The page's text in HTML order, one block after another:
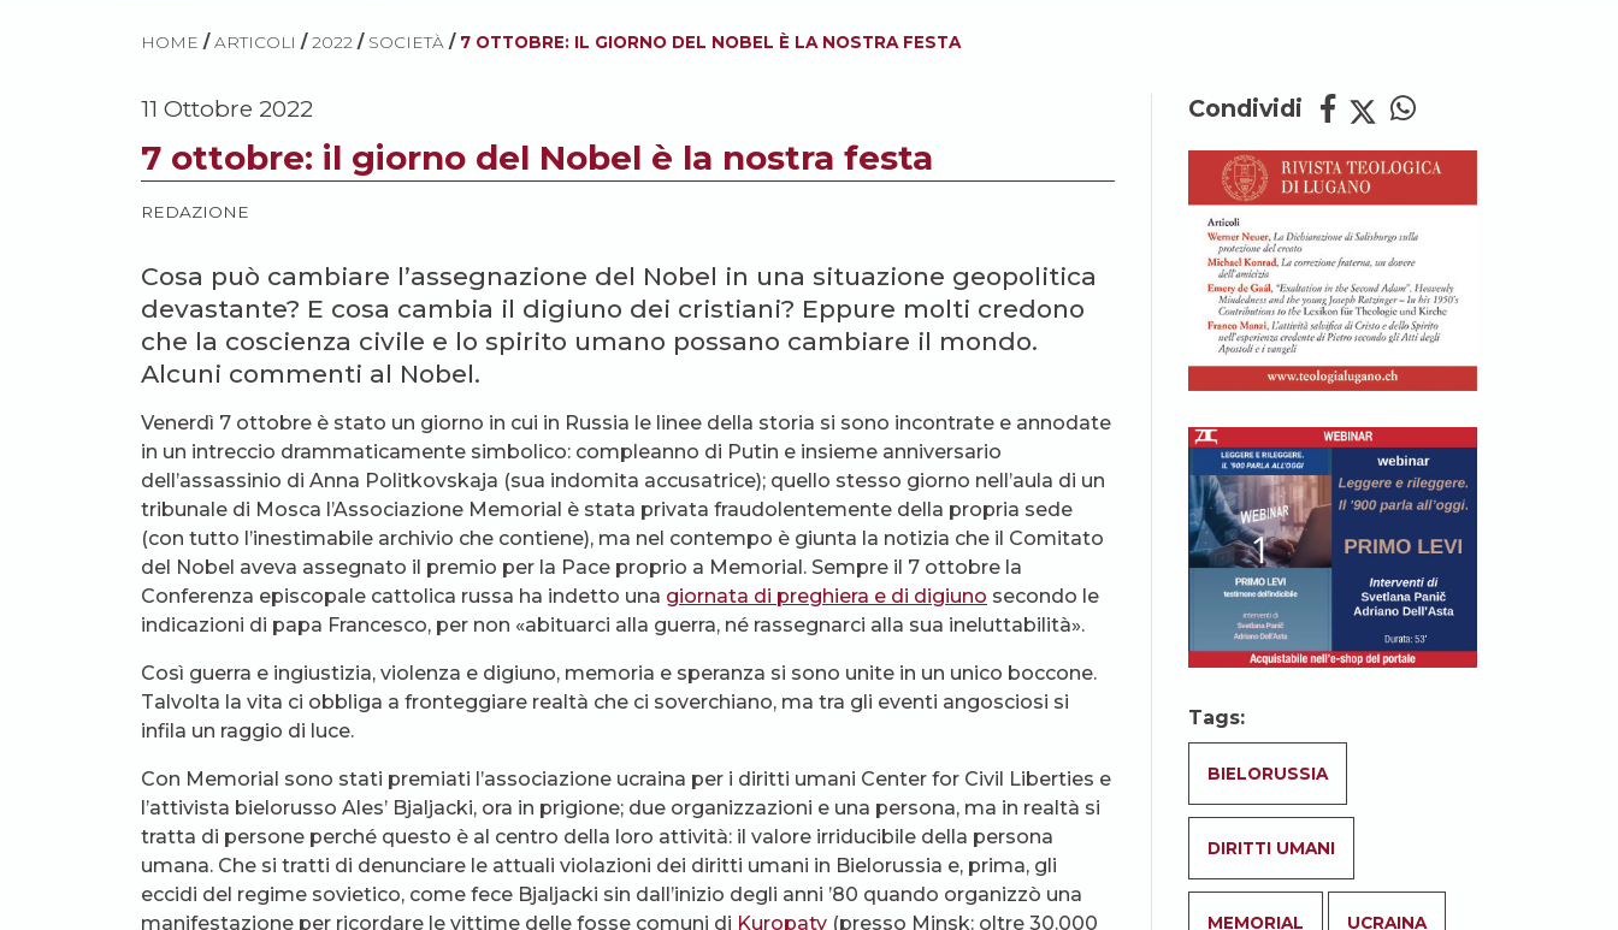
HOME / ARTICOLI / 2022 / SOCIETÀ / 7 OTTOBRE: IL GIORNO DEL NOBEL È LA NOSTRA FESTA
11 Ottobre 2022
7 ottobre: il giorno del Nobel è la nostra festa
REDAZIONE
Cosa può cambiare l’assegnazione del Nobel in una situazione geopolitica
devastante? E cosa cambia il digiuno dei cristiani? Eppure molti credono
che la coscienza civile e lo spirito umano possano cambiare il mondo.
Alcuni commenti al Nobel.
Venerdì 7 ottobre è stato un giorno in cui in Russia le linee della storia si sono incontrate e annodate
in un intreccio drammaticamente simbolico: compleanno di Putin e insieme anniversario
dell’assassinio di Anna Politkovskaja (sua indomita accusatrice); quello stesso giorno nell’aula di un
tribunale di Mosca l’Associazione Memorial è stata privata fraudolentemente della propria sede
(con tutto l’inestimabile archivio che contiene), ma nel contempo è giunta la notizia che il Comitato
del Nobel aveva assegnato il premio per la Pace proprio a Memorial. Sempre il 7 ottobre la
Conferenza episcopale cattolica russa ha indetto una giornata di preghiera e di digiuno secondo le
indicazioni di papa Francesco, per non «abituarci alla guerra, né rassegnarci alla sua ineluttabilità».
Così guerra e ingiustizia, violenza e digiuno, memoria e speranza si sono unite in un unico boccone.
Talvolta la vita ci obbliga a fronteggiare realtà che ci soverchiano, ma tra gli eventi angosciosi si
infila un raggio di luce.
Con Memorial sono stati premiati l’associazione ucraina per i diritti umani Center for Civil Liberties e
l’attivista bielorusso Ales’ Bjaljacki, ora in prigione; due organizzazioni e una persona, ma in realtà si
tratta di persone perché questo è al centro della loro attività: il valore irriducibile della persona
umana. Che si tratti di denunciare le attuali violazioni dei diritti umani in Bielorussia e, prima, gli
eccidi del regime sovietico, come fece Bjaljacki sin dall’inizio degli anni ’80 quando organizzò una
manifestazione per ricordare le vittime delle fosse comuni di Kuropaty (presso Minsk: oltre 30.000
Condividi
Tags:
BIELORUSSIA
DIRITTI UMANI
MEMORIAL UCRAINA